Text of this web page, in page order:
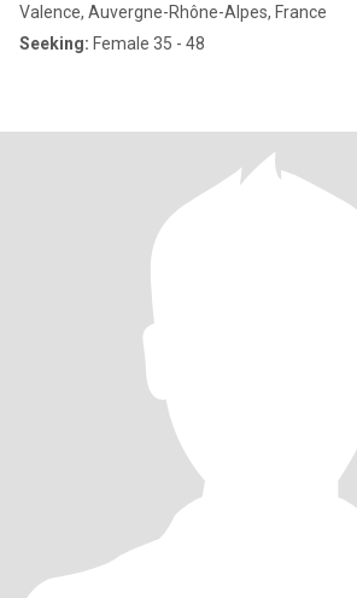
Valence, Auvergne-Rhône-Alpes, France
Seeking: Female 35 - 48